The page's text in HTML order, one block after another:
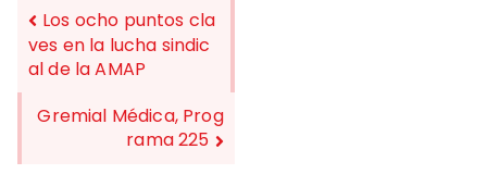
NAVEGACIÓN
DE
ENTRADAS
Los ocho puntos cla
ves en la lucha sindic
al de la AMAP
Gremial Médica, Prog
rama 225